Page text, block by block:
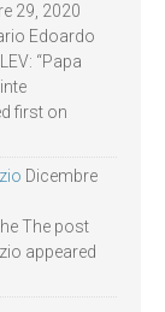
29, 2020
Edoardo
“Papa
first on
Dicembre
The post
appeared